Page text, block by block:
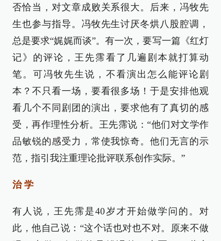
否恰当，对文章成败关系很大。后来，冯牧先
生也参与指导。冯牧先生讨厌冬烘八股腔调，
总是要求“娓娓而谈”。有一次，要写一篇《红灯
记》的评论，王先霈看了几遍剧本就打算动
笔。可冯牧先生说，不看演出怎么能评论剧
本？不只看一场，要看很多场！于是安排他观
看几个不同剧团的演出，要求他有了真切的感
受，再作理性分析。王先霈说：“他们对文学作
品敏锐的感受力，常使我惊奇。他们无言的示
范，指引我注重理论批评联系创作实际。”
治 学
有人说，王先霈是40岁才开始做学问的。对
此，他自己说：“这个话也对也不对。原来不做